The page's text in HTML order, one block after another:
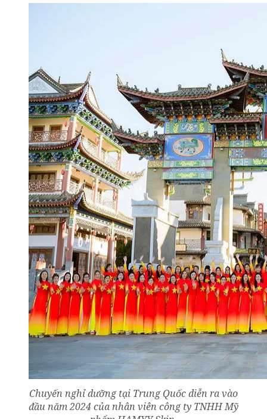
Chuyến nghỉ dưỡng tại Trung Quốc diễn ra vào
đầu năm 2024 của nhân viên công ty TNHH Mỹ